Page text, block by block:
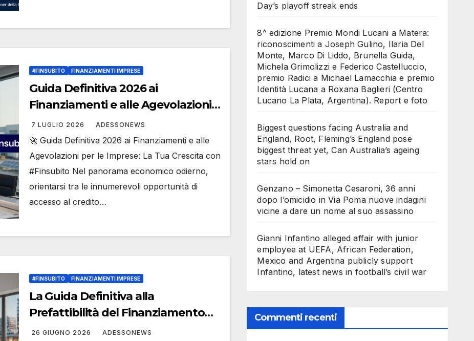
#FINSUBITO FINANZIAMENTI IMPRESE
Guida Definitiva 2026 ai
Finanziamenti e alle Agevolazioni
per le Imprese: La Tua Crescita con
#Finsubito – #Adessonews –
#Finsubito – Adessonews
7 LUGLIO 2026 ADESSONEWS
🚀 Guida Definitiva 2026 ai Finanziamenti e alle
Agevolazioni per le Imprese: La Tua Crescita con
#Finsubito Nel panorama economico odierno,
orientarsi tra le innumerevoli opportunità di
accesso al credito…
#FINSUBITO FINANZIAMENTI IMPRESE
La Guida Definitiva alla
Prefattibilità del Finanziamento
Aziendale: Ottieni la Tua Risposta
26 GIUGNO 2026 ADESSONEWS
Day’s playoff streak ends
8^ edizione Premio Mondi Lucani a Matera:
riconoscimenti a Joseph Gulino, Ilaria Del
Monte, Marco Di Liddo, Brunella Guida,
Michela Grimolizzi e Federico Castelluccio,
premio Radici a Michael Lamacchia e premio
Identità Lucana a Roxana Baglieri (Centro
Lucano La Plata, Argentina). Report e foto
Biggest questions facing Australia and
England, Root, Fleming’s England pose
biggest threat yet, Can Australia’s ageing
stars hold on
Genzano – Simonetta Cesaroni, 36 anni
dopo l’omicidio in Via Poma nuove indagini
vicine a dare un nome al suo assassino
Gianni Infantino alleged affair with junior
employee at UEFA, African Federation,
Mexico and Argentina publicly support
Infantino, latest news in football’s civil war
Commenti recenti